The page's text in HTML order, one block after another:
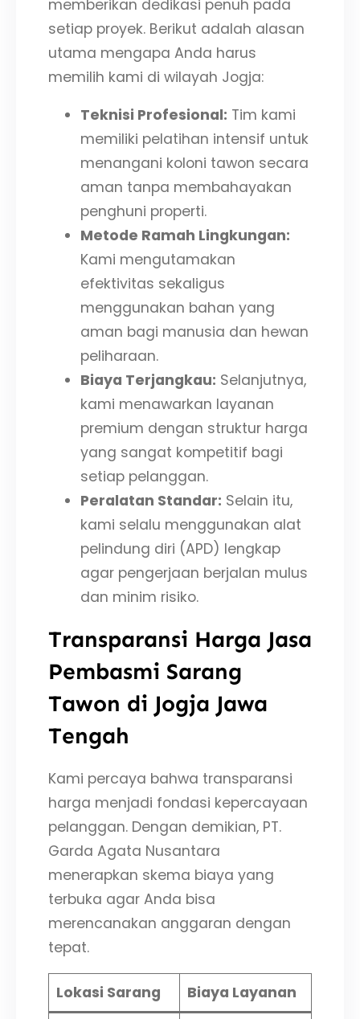
memberikan dedikasi penuh pada
setiap proyek. Berikut adalah alasan
utama mengapa Anda harus
memilih kami di wilayah Jogja:
Teknisi Profesional: Tim kami
memiliki pelatihan intensif untuk
menangani koloni tawon secara
aman tanpa membahayakan
penghuni properti.
Metode Ramah Lingkungan:
Kami mengutamakan
efektivitas sekaligus
menggunakan bahan yang
aman bagi manusia dan hewan
peliharaan.
Biaya Terjangkau: Selanjutnya,
kami menawarkan layanan
premium dengan struktur harga
yang sangat kompetitif bagi
setiap pelanggan.
Peralatan Standar: Selain itu,
kami selalu menggunakan alat
pelindung diri (APD) lengkap
agar pengerjaan berjalan mulus
dan minim risiko.
Transparansi Harga Jasa
Pembasmi Sarang
Tawon di Jogja Jawa
Tengah
Kami percaya bahwa transparansi
harga menjadi fondasi kepercayaan
pelanggan. Dengan demikian, PT.
Garda Agata Nusantara
menerapkan skema biaya yang
terbuka agar Anda bisa
merencanakan anggaran dengan
tepat.
Lokasi Sarang Biaya Layanan